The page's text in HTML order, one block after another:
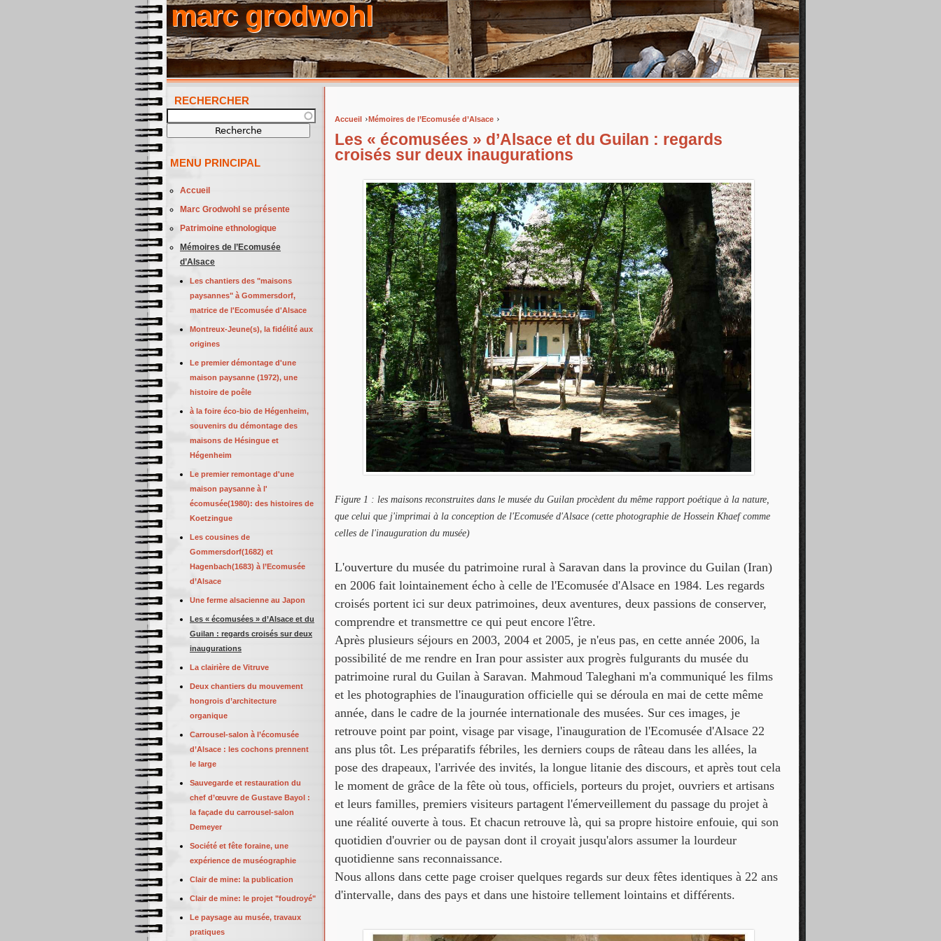
marc grodwohl
Vous êtes ici
Accueil ›Mémoires de l’Ecomusée d’Alsace ›
Les « écomusées » d’Alsace et du Guilan : regards
croisés sur deux inaugurations
Figure 1 : les maisons reconstruites dans le musée du Guilan procèdent du même rapport poétique à la nature,
que celui que j'imprimai à la conception de l'Ecomusée d'Alsace (cette photographie de Hossein Khaef comme
celles de l'inauguration du musée)
L'ouverture du musée du patrimoine rural à Saravan dans la province du Guilan (Iran)
en 2006 fait lointainement écho à celle de l'Ecomusée d'Alsace en 1984. Les regards
croisés portent ici sur deux patrimoines, deux aventures, deux passions de conserver,
comprendre et transmettre ce qui peut encore l'être.
Après plusieurs séjours en 2003, 2004 et 2005, je n'eus pas, en cette année 2006, la
possibilité de me rendre en Iran pour assister aux progrès fulgurants du musée du
patrimoine rural du Guilan à Saravan. Mahmoud Taleghani m'a communiqué les films
et les photographies de l'inauguration officielle qui se déroula en mai de cette même
année, dans le cadre de la journée internationale des musées. Sur ces images, je
retrouve point par point, visage par visage, l'inauguration de l'Ecomusée d'Alsace 22
ans plus tôt. Les préparatifs fébriles, les derniers coups de râteau dans les allées, la
pose des drapeaux, l'arrivée des invités, la longue litanie des discours, et après tout cela
le moment de grâce de la fête où tous, officiels, porteurs du projet, ouvriers et artisans
et leurs familles, premiers visiteurs partagent l'émerveillement du passage du projet à
une réalité ouverte à tous. Et chacun retrouve là, qui sa propre histoire enfouie, qui son
quotidien d'ouvrier ou de paysan dont il croyait jusqu'alors assumer la lourdeur
quotidienne sans reconnaissance.
Nous allons dans cette page croiser quelques regards sur deux fêtes identiques à 22 ans
d'intervalle, dans des pays et dans une histoire tellement lointains et différents.
RECHERCHER
MENU PRINCIPAL
Accueil
Marc Grodwohl se présente
Patrimoine ethnologique
Mémoires de l’Ecomusée
d’Alsace
Les chantiers des "maisons
paysannes" à Gommersdorf,
matrice de l'Ecomusée d'Alsace
Montreux-Jeune(s), la fidélité aux
origines
Le premier démontage d'une
maison paysanne (1972), une
histoire de poêle
à la foire éco-bio de Hégenheim,
souvenirs du démontage des
maisons de Hésingue et
Hégenheim
Le premier remontage d'une
maison paysanne à l'
écomusée(1980): des histoires de
Koetzingue
Les cousines de
Gommersdorf(1682) et
Hagenbach(1683) à l’Ecomusée
d’Alsace
Une ferme alsacienne au Japon
Les « écomusées » d’Alsace et du
Guilan : regards croisés sur deux
inaugurations
La clairière de Vitruve
Deux chantiers du mouvement
hongrois d’architecture
organique
Carrousel-salon à l’écomusée
d’Alsace : les cochons prennent
le large
Sauvegarde et restauration du
chef d’œuvre de Gustave Bayol :
la façade du carrousel-salon
Demeyer
Société et fête foraine, une
expérience de muséographie
Clair de mine: la publication
Clair de mine: le projet "foudroyé"
Le paysage au musée, travaux
pratiques